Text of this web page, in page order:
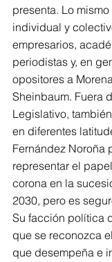
presenta. Lo
individual y
empresarios,
periodistas y, en
opositores a
Sheinbaum. Fuera
Legislativo,
en diferentes
Fernández Noroña
representar el
corona en la
2030, pero es
Su facción política
que se reconozca
que desempeña e